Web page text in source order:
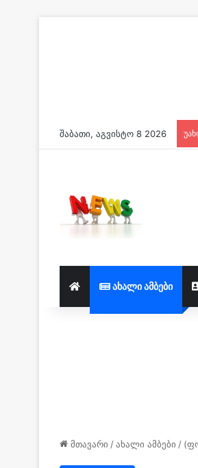
შაბათი, აგვისტო 8 2026
ახალი ამბები
მთავარი /ახალი ამბები /